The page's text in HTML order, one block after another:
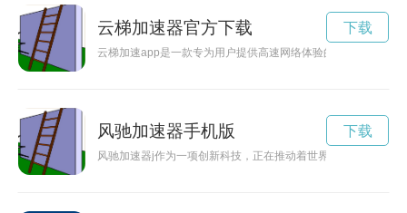
云梯加速器官方下载
云梯加速app是一款专为用户提供高速网络体验的应用程序，
下载
风驰加速器手机版
风驰加速器j作为一项创新科技，正在推动着世界经济的高速发
下载